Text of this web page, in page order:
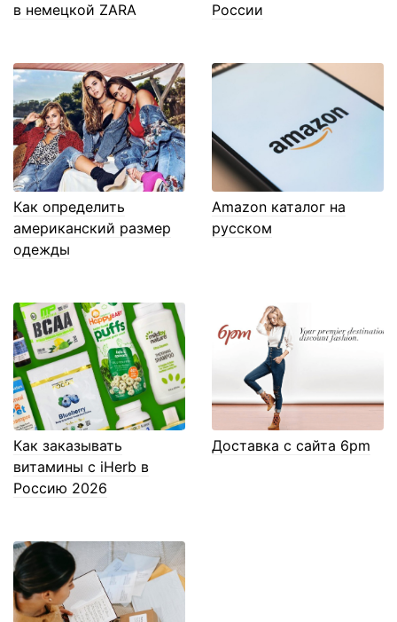
в немецкой ZARA
России
Как определить
американский размер
одежды
Amazon каталог на
русском
Как заказывать
витамины с iHerb в
Россию 2026
Доставка с сайта 6pm